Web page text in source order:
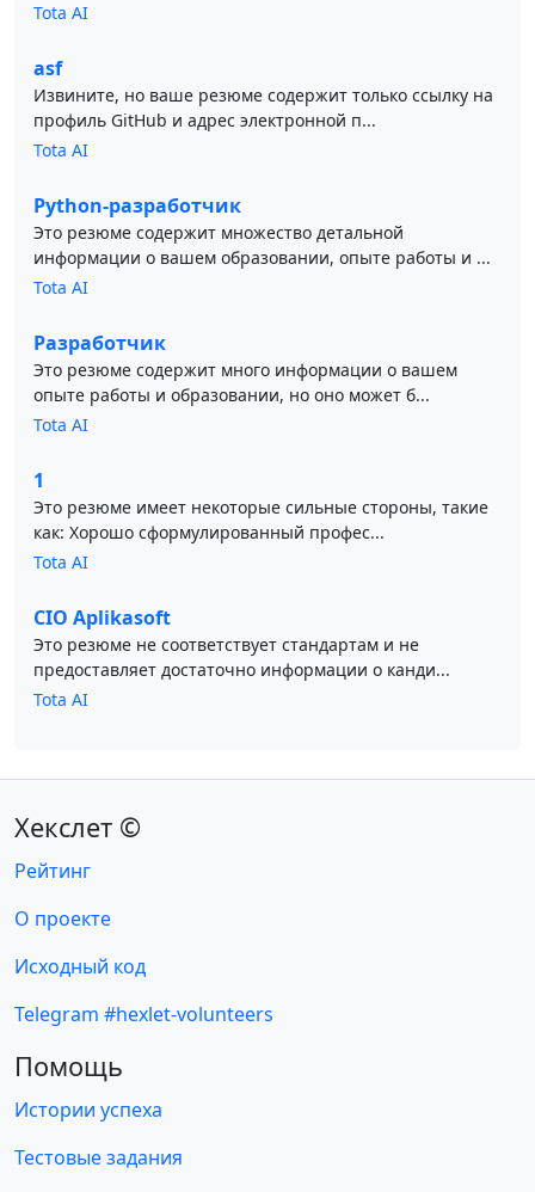
Tota AI
asf
Извините, но ваше резюме содержит только ссылку на
профиль GitHub и адрес электронной п...
Tota AI
Python-разработчик
Это резюме содержит множество детальной
информации о вашем образовании, опыте работы и ...
Tota AI
Разработчик
Это резюме содержит много информации о вашем
опыте работы и образовании, но оно может б...
Tota AI
1
Это резюме имеет некоторые сильные стороны, такие
как: Хорошо сформулированный профес...
Tota AI
CIO Aplikasoft
Это резюме не соответствует стандартам и не
предоставляет достаточно информации о канди...
Tota AI
Хекслет ©
Рейтинг
О проекте
Исходный код
Telegram #hexlet-volunteers
Помощь
Истории успеха
Тестовые задания